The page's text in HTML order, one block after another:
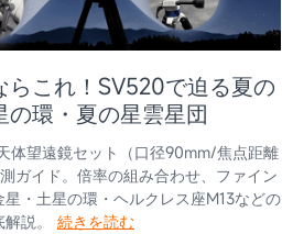
らこれ！SV520で迫る夏の
の環・夏の星雲星団
体望遠鏡セット（口径90mm/焦点距離
ガイド。倍率の組み合わせ、ファイン
・土星の環・ヘルクレス座M13などの
説。 続きを読む